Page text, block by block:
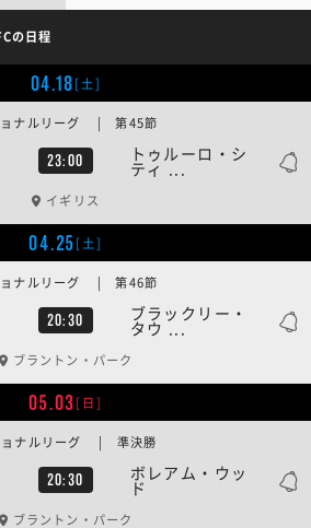
の日程
04.18[土]
23:00 トゥルーロ・シ
ティ ...
ョナルリーグ | 第45節
イギリス
04.25[土]
20:30 ブラックリー・
タウ ...
ョナルリーグ | 第46節
ブラントン・パーク
05.03[日]
20:30 ボレアム・ウッ
ド
ョナルリーグ | 準決勝
ブラントン・パーク